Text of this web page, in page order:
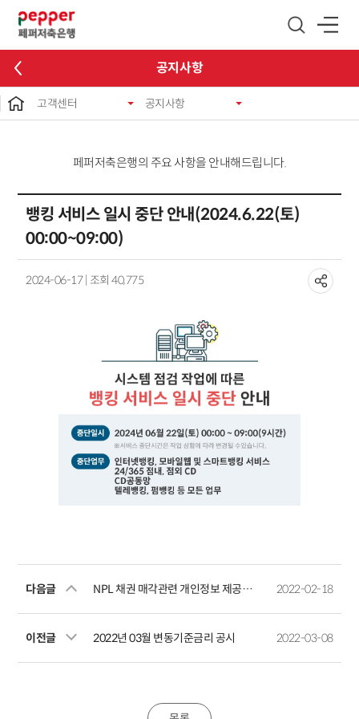
공지사항
고객센터 공지사항
페퍼저축은행의 주요 사항을 안내해드립니다.
뱅킹 서비스 일시 중단 안내(2024.6.22(토)
00:00~09:00)
2024-06-17 | 조회 40,775
다음글 NPL 채권 매각관련 개인정보 제공예정사실 공지 2022-02-18
이전글 2022년 03월 변동기준금리 공시 2022-03-08